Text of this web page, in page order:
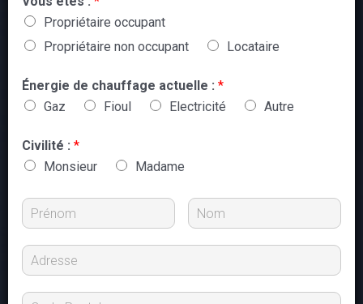
Propriétaire occupant
Propriétaire non occupant
Locataire
Énergie de chauffage actuelle : *
Gaz
Fioul Electricité Autre
Civilité : *
Monsieur
Madame